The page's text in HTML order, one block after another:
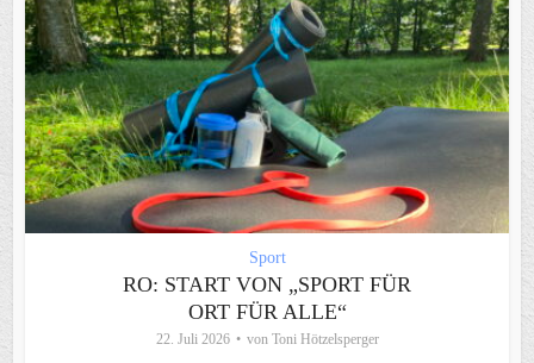
Sport
RO: START VON „SPORT FÜR
ORT FÜR ALLE“
22. Juli 2026 von Toni Hötzelsperger